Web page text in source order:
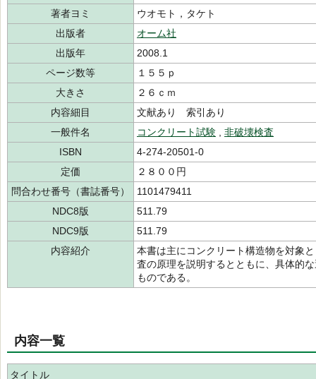
著者ヨミ
ウオモト，タケト
出版者
オーム社
出版年
2008.1
ページ数等
１５５ｐ
大きさ
２６ｃｍ
内容細目
文献あり 索引あり
一般件名
コンクリート試験
非破壊検査
ISBN
4-274-20501-0
定価
２８００円
問合わせ番号（書誌番号）
1101479411
NDC8版
511.79
NDC9版
511.79
内容紹介
本書は主にコンクリート構造物を対象
査の原理を説明するとともに、具体的
ものである。
内容一覧
タイトル